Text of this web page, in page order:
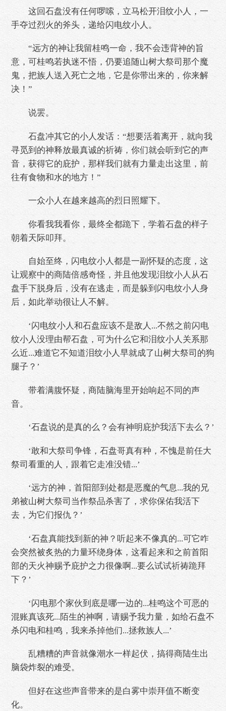
这回石盘没有任何啰嗦，立马松开泪纹小人，一
手夺过烈火的斧头，递给闪电纹小人。
“远方的神让我留桂鸣一命，我不会违背神的旨
意，可桂鸣若执迷不悟，仍要追随山树大祭司那个魔
鬼，把族人送入死亡之地，它是你带出来的，你来解
决！”
说罢。
石盘冲其它的小人发话：“想要活着离开，就向我
寻觅到的神释放最真诚的祈祷，你们就会听到它的声
音，获得它的庇护，那样我们就有力量走出这里，前
往有食物和水的地方！”
一众小人在越来越高的烈日照耀下。
你看我我看你，最终全都跪下，学着石盘的样子
朝着天际叩拜。
自始至终，闪电纹小人都是一副怀疑的态度，这
让观察中的商陆倍感奇怪，并且他发现泪纹小人从石
盘手下脱身后，没有在逃走，而是躲到闪电纹小人身
后，如此举动很让人不解。
‘闪电纹小人和石盘应该不是敌人...不然之前闪电
纹小人没理由帮石盘，可为什么它和泪纹小人关系那
么近...难道它不知道泪纹小人早就成了山树大祭司的狗
腿子？’
带着满腹怀疑，商陆脑海里开始响起不同的声
音。
‘石盘说的是真的么？会有神明庇护我活下去么？’
‘敢和大祭司争锋，石盘哥真有种，不愧是前任大
祭司看重的人，跟着它走准没错...’
‘远方的神，首阳部到处都是恶魔的气息...我的兄
弟被山树大祭司当作祭品杀害了，求你保佑我活下
去，为它们报仇？’
‘石盘真能找到新的神？听起来不像真的...可它咋
会突然被炙热的力量环绕身体，这看起来和之前首阳
部的天火神赐予庇护之力很像啊...要么试试祈祷跪拜
下？’
‘闪电那个家伙到底是哪一边的...桂鸣这个可恶的
混账真该死...陌生的神啊，请赐予我力量，如给石盘不
杀闪电和桂鸣，我来杀掉他们...拯救族人...’
乱糟糟的声音就像潮水一样起伏，搞得商陆生出
脑袋炸裂的难受。
但好在这些声音带来的是白雾中崇拜值不断变
化。